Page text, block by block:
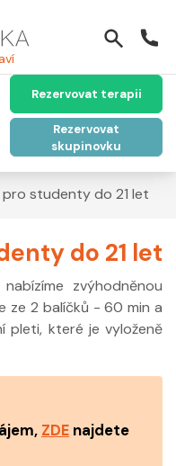
Rezervovat terapii
Rezervovat
skupinovku
pro studenty do 21 let
do 21 let
zvýhodněnou
ze 2 balíčků - 60 min a
pleti, které je vyloženě
ZDE najdete